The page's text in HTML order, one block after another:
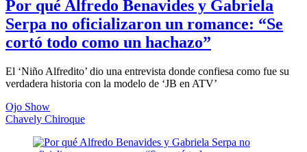
Por qué Alfredo Benavides y Gabriela
Serpa no oficializaron un romance: “Se
cortó todo como un hachazo”
El ‘Niño Alfredito’ dio una entrevista donde confiesa como fue su
verdadera historia con la modelo de ‘JB en ATV’
Ojo Show
Chavely Chiroque